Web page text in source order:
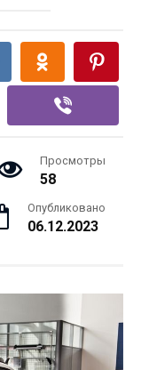
Просмотры
58
Опубликовано
06.12.2023